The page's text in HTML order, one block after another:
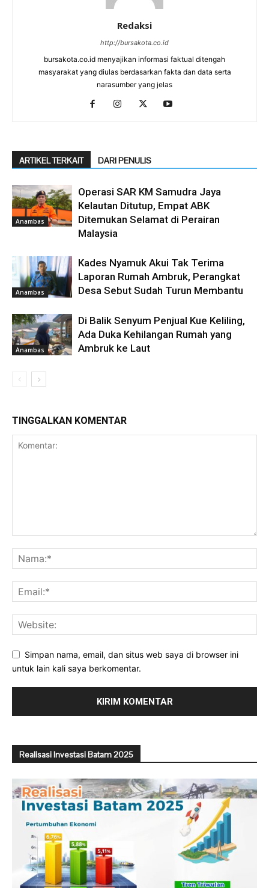
Redaksi
http://bursakota.co.id
bursakota.co.id menyajikan informasi faktual ditengah
masyarakat yang diulas berdasarkan fakta dan data serta
narasumber yang jelas
ARTIKEL TERKAIT DARI PENULIS
Anambas
Operasi SAR KM Samudra Jaya
Kelautan Ditutup, Empat ABK
Ditemukan Selamat di Perairan
Malaysia
Anambas
Kades Nyamuk Akui Tak Terima
Laporan Rumah Ambruk, Perangkat
Desa Sebut Sudah Turun Membantu
Anambas
Di Balik Senyum Penjual Kue Keliling,
Ada Duka Kehilangan Rumah yang
Ambruk ke Laut
TINGGALKAN KOMENTAR
Simpan nama, email, dan situs web saya di browser ini
untuk lain kali saya berkomentar.
Realisasi Investasi Batam 2025